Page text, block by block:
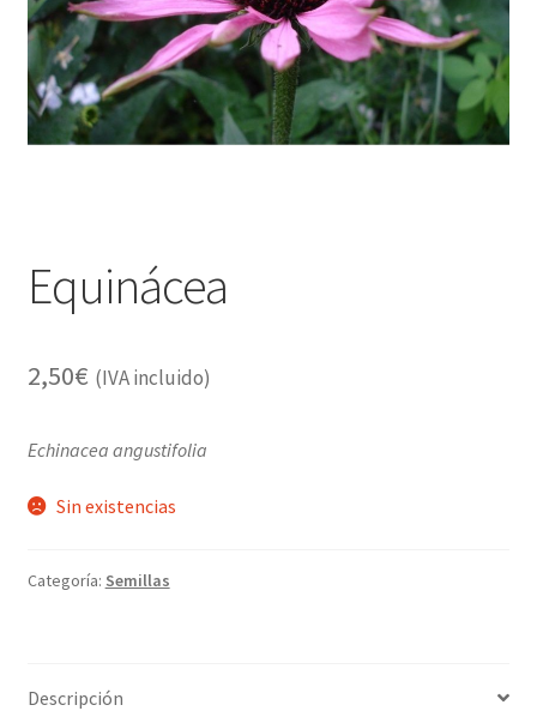
Alimentación
Libros
el
menú
Apiterapia y productos de la colmena
Equinácea
2,50€ (IVA incluido)
Echinacea angustifolia
Sin existencias
Categoría: Semillas
Descripción